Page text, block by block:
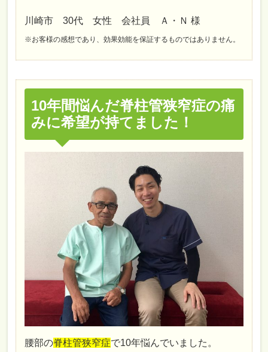
川崎市 30代 女性 会社員 Ａ・Ｎ 様
※お客様の感想であり、効果効能を保証するものではありません。
10年間悩んだ脊柱管狭窄症の痛
みに希望が持てました！
腰部の脊柱管狭窄症で10年悩んでいました。